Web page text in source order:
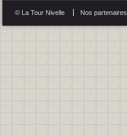
© La Tour Nivelle Nos partenaires